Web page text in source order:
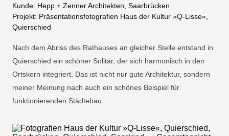
Projektbeschreibung
Kunde: Hepp + Zenner Architekten, Saarbrücken
Projekt: Präsentationsfotografien Haus der Kultur »Q-Lisse«,
Quierschied
Nach dem Abriss des Rathauses an gleicher Stelle entstand in
Quierschied ein schöner Solitär, der sich harmonisch in den
Ortskern integriert. Das ist nicht nur gute Architektur, sondern
meiner Meinung nach auch ein schönes Beispiel für
funktionierenden Städtebau.